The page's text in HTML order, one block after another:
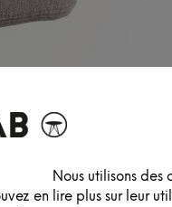
Nous utilisons des
en lire plus sur leur